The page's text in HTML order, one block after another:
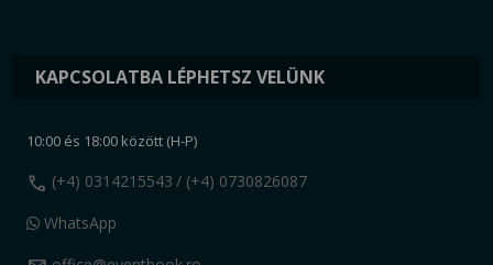
KAPCSOLATBA LÉPHETSZ VELÜNK
10:00 és 18:00 között (H-P)
call (+4) 0314215543 / (+4) 0730826087
WhatsApp